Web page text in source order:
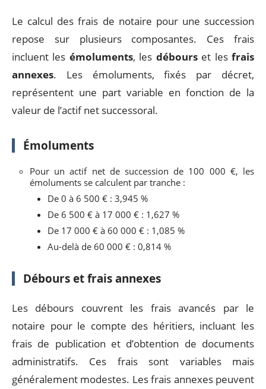
Le calcul des frais de notaire pour une succession
repose sur plusieurs composantes. Ces frais
incluent les émoluments, les débourset lesfrais
annexes. Les émoluments, fixés par décret,
représentent une part variable en fonction de la
valeur de l’actif net successoral.
Émoluments
Pour un actif net de succession de 100 000 €, les
émoluments se calculent par tranche :
De 0 à 6 500 € : 3,945 %
De 6 500 € à 17 000 € : 1,627 %
De 17 000 € à 60 000 € : 1,085 %
Au-delà de 60 000 € : 0,814 %
Débours et frais annexes
Les débours couvrent les frais avancés par le
notaire pour le compte des héritiers, incluant les
frais de publication et d’obtention de documents
administratifs. Ces frais sont variables mais
généralement modestes. Les frais annexes peuvent